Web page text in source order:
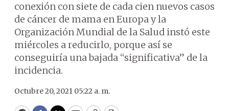
conexión con siete de cada cien nuevos casos
de cáncer de mama en Europa y la
Organización Mundial de la Salud instó este
miércoles a reducirlo, porque así se
conseguiría una bajada “significativa” de la
incidencia.
Octubre 20, 2021 05:22 a. m.